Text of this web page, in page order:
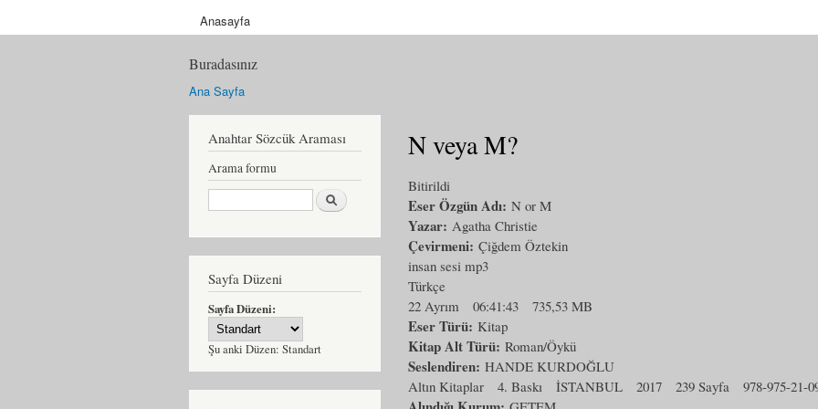
Anasayfa
Buradasınız
Ana Sayfa
Anahtar Sözcük Araması
Arama formu
Ara
Sayfa Düzeni
Sayfa Düzeni:
Şu anki Düzen: Standart
N veya M?
Bitirildi
Eser Özgün Adı: N or M
Yazar: Agatha Christie
Çevirmeni: Çiğdem Öztekin
insan sesi mp3
Türkçe
22 Ayrım
06:41:43 735,53 MB
Eser Türü: Kitap
Kitap Alt Türü: Roman/Öykü
Seslendiren: HANDE KURDOĞLU
Altın Kitaplar
4. Baskı İSTANBUL 2017 239 Sayfa 978-975-21-